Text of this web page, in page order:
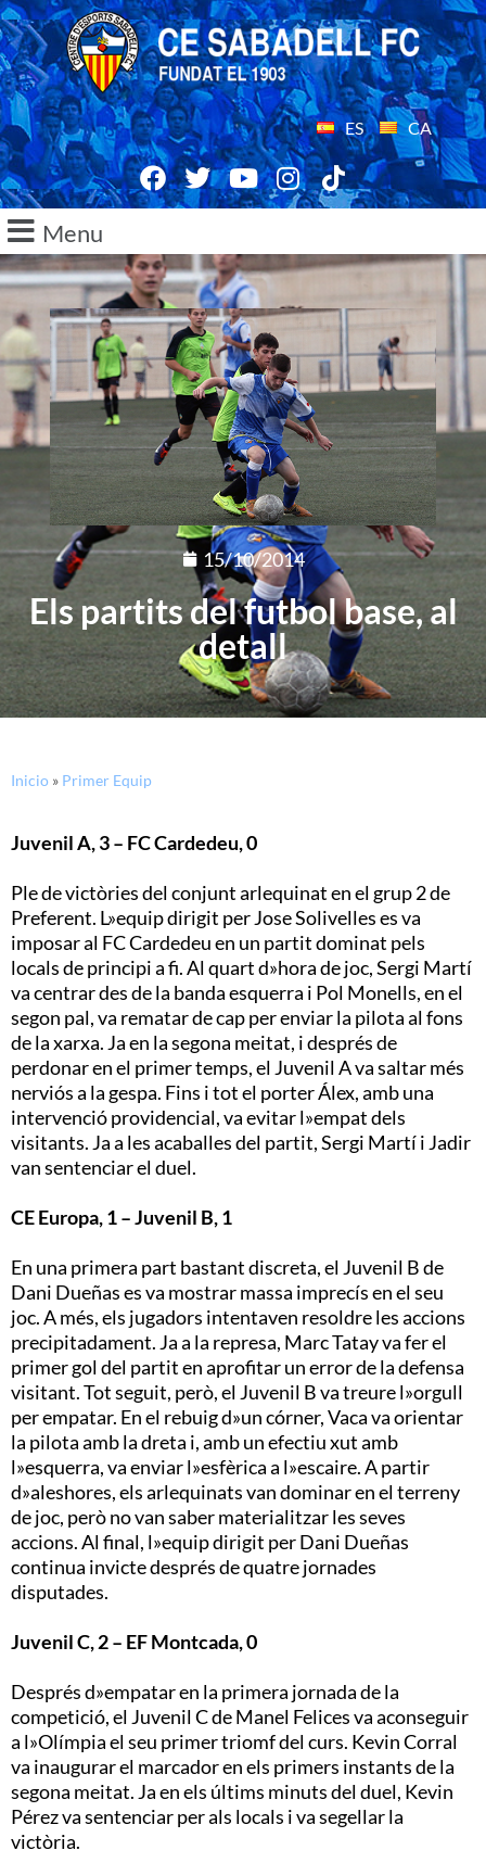
ES CA
Menu
15/10/2014
Els partits del futbol base, al
detall
Inicio » Primer Equip
Juvenil A, 3 – FC Cardedeu, 0
Ple de victòries del conjunt arlequinat en el grup 2 de
Preferent. L»equip dirigit per Jose Solivelles es va
imposar al FC Cardedeu en un partit dominat pels
locals de principi a fi. Al quart d»hora de joc, Sergi Martí
va centrar des de la banda esquerra i Pol Monells, en el
segon pal, va rematar de cap per enviar la pilota al fons
de la xarxa. Ja en la segona meitat, i després de
perdonar en el primer temps, el Juvenil A va saltar més
nerviós a la gespa. Fins i tot el porter Álex, amb una
intervenció providencial, va evitar l»empat dels
visitants. Ja a les acaballes del partit, Sergi Martí i Jadir
van sentenciar el duel.
CE Europa, 1 – Juvenil B, 1
En una primera part bastant discreta, el Juvenil B de
Dani Dueñas es va mostrar massa imprecís en el seu
joc. A més, els jugadors intentaven resoldre les accions
precipitadament. Ja a la represa, Marc Tatay va fer el
primer gol del partit en aprofitar un error de la defensa
visitant. Tot seguit, però, el Juvenil B va treure l»orgull
per empatar. En el rebuig d»un córner, Vaca va orientar
la pilota amb la dreta i, amb un efectiu xut amb
l»esquerra, va enviar l»esfèrica a l»escaire. A partir
d»aleshores, els arlequinats van dominar en el terreny
de joc, però no van saber materialitzar les seves
accions. Al final, l»equip dirigit per Dani Dueñas
continua invicte després de quatre jornades
disputades.
Juvenil C, 2 – EF Montcada, 0
Després d»empatar en la primera jornada de la
competició, el Juvenil C de Manel Felices va aconseguir
a l»Olímpia el seu primer triomf del curs. Kevin Corral
va inaugurar el marcador en els primers instants de la
segona meitat. Ja en els últims minuts del duel, Kevin
Pérez va sentenciar per als locals i va segellar la
victòria.